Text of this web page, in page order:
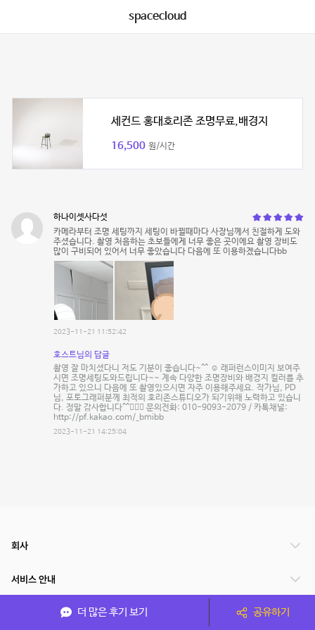
spacecloud
세컨드 홍대호리존 조명무료,배경지
16,500 원/시간
하나이셋사다섯
카메라부터 조명 세팅까지 세팅이 바뀔때마다 사장님께서 친절하게 도와
주셨습니다. 촬영 처음하는 초보들에게 너무 좋은 곳이에요 촬영 장비도
많이 구비되어 있어서 너무 좋았습니다 다음에 또 이용하겠습니다bb
2023-11-21 11:52:42
호스트님의 답글
촬영 잘 마치셨다니 저도 기분이 좋습니다~^^ ☺️ 래퍼런스이미지 보여주
시면 조명세팅도와드립니다~~ 계속 다양한 조명장비와 배경지 컬러를 추
가하고 있으니 다음에 또 촬영있으시면 자주 이용해주세요. 작가님, PD
님, 포토그래퍼분께 최적의 호리존스튜디오가 되기위해 노력하고 있습니
다. 정말 감사합니다^^🙇🏻‍♂️ 문의전화: 010-9093-2079 / 카톡채널:
http://pf.kakao.com/_bmibb
2023-11-21 14:25:04
더 많은 후기 보기 공유하기
회사
서비스 안내